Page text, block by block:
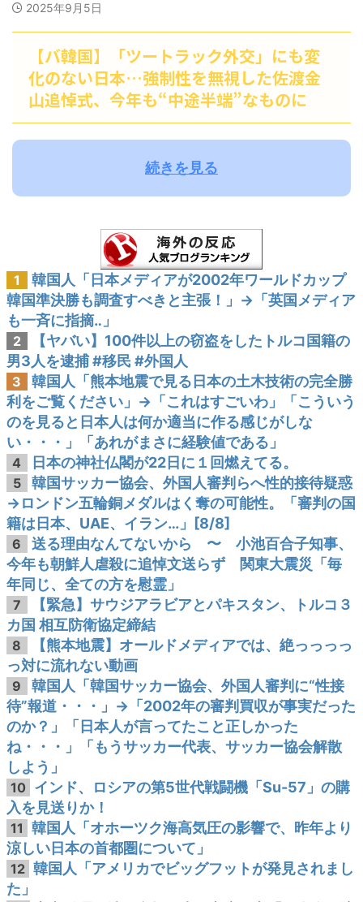
2025年9月5日
【バ韓国】「ツートラック外交」にも変
化のない日本…強制性を無視した佐渡金
山追悼式、今年も“中途半端”なものに
続きを見る
1
韓国人「日本メディアが2002年ワールドカップ
韓国準決勝も調査すべきと主張！」→「英国メディア
も一斉に指摘‥」
2
【ヤバい】100件以上の窃盗をしたトルコ国籍の
男3人を逮捕 #移民 #外国人
3
韓国人「熊本地震で見る日本の土木技術の完全勝
利をご覧ください」→「これはすごいわ」「こういう
のを見ると日本人は何か適当に作る感じがしな
い・・・」「あれがまさに経験値である」
4 日本の神社仏閣が22日に１回燃えてる。
5
韓国サッカー協会、外国人審判らへ性的接待疑惑
→ロンドン五輪銅メダルはく奪の可能性。「審判の国
籍は日本、UAE、イラン…」[8/8]
6
送る理由なんてないから 〜 小池百合子知事、
今年も朝鮮人虐殺に追悼文送らず 関東大震災「毎
年同じ、全ての方を慰霊」
7
【緊急】サウジアラビアとパキスタン、トルコ３
カ国 相互防衛協定締結
8
【熊本地震】オールドメディアでは、絶っっっっ
っ対に流れない動画
9
韓国人「韓国サッカー協会、外国人審判に“性接
待”報道・・・」→「2002年の審判買収が事実だった
のか？」「日本人が言ってたこと正しかった
ね・・・」「もうサッカー代表、サッカー協会解散
しよう」
10 インド、ロシアの第5世代戦闘機「Su-57」の購
入を見送りか！
11
韓国人「オホーツク海高気圧の影響で、昨年より
涼しい日本の首都圏について」
12 韓国人「アメリカでビッグフットが発見されまし
た」